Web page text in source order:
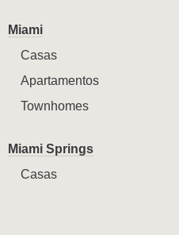
Miami
Casas
Apartamentos
Townhomes
Miami Springs
Casas